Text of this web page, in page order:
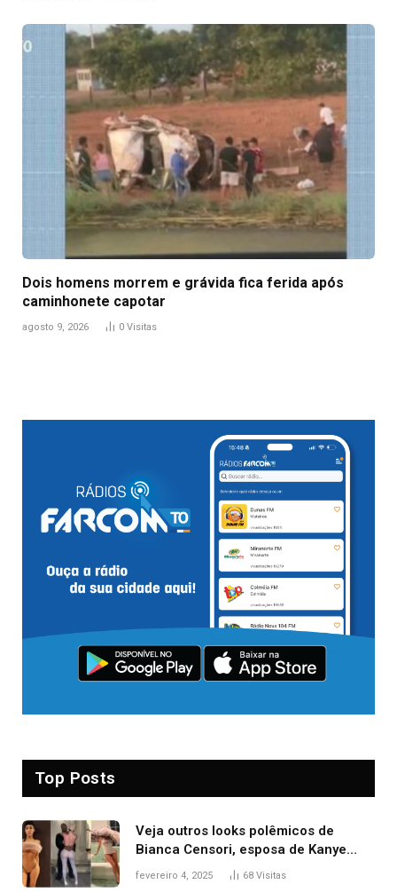
Dois homens morrem e grávida fica ferida após
caminhonete capotar
agosto 9, 2026 0 Visitas
Top Posts
Veja outros looks polêmicos de
Bianca Censori, esposa de Kanye
West que apareceu nua no Grammy
fevereiro 4, 2025 68 Visitas